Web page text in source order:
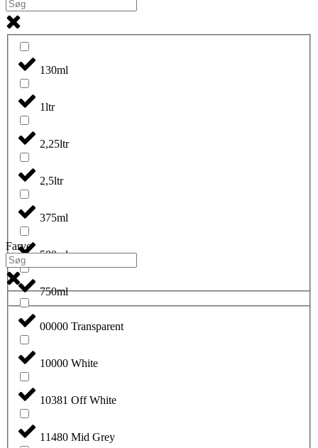
130ml
1ltr
2,25ltr
2,5ltr
375ml
500ml
750ml
Farve
00000 Transparent
10000 White
10381 Off White
11480 Mid Grey